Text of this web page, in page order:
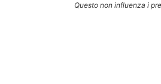
Questo non influenza i